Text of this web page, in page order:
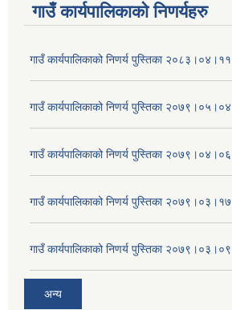
गाउँ कार्यपालिकाकाे निणर्यहरु
गाउँ कार्यपालिकाको निणर्य पुस्तिका २०८३।०४।११
गाउँ कार्यपालिकाको निणर्य पुस्तिका २०७९।०५।०४
गाउँ कार्यपालिकाको निणर्य पुस्तिका २०७९।०४।०६
गाउँ कार्यपालिकाको निणर्य पुस्तिका २०७९।०३।१७
गाउँ कार्यपालिकाको निणर्य पुस्तिका २०७९।०३।०९
अन्य